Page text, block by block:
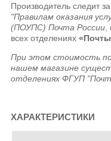
Производитель следит
"Правилам оказания
(ПОУПС) Почта России
всех отделениях
При этом стоимость
нашем магазине
отделениях ФГУП
ХАРАКТЕРИСТИКИ